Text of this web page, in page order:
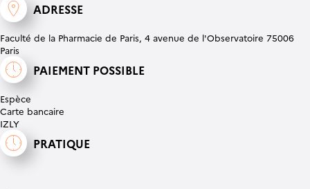
ADRESSE
Faculté de la Pharmacie de Paris, 4 avenue de l'Observatoire 75006
Paris
PAIEMENT POSSIBLE
Espèce
Carte bancaire
IZLY
PRATIQUE